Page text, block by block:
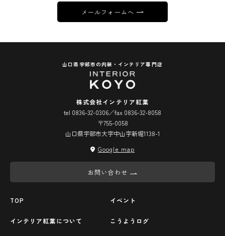
メールフォームへ
山口県宇部市の内装・インテリア専門店
株式会社インテリア紅葉
tel 0836-32-0306／fax 0836-32-8058
〒755-0058
山口県宇部市大字中山字新堀1138-1
Google map
お問い合わせ
TOP
インテリア紅葉について
イベント
こうようログ